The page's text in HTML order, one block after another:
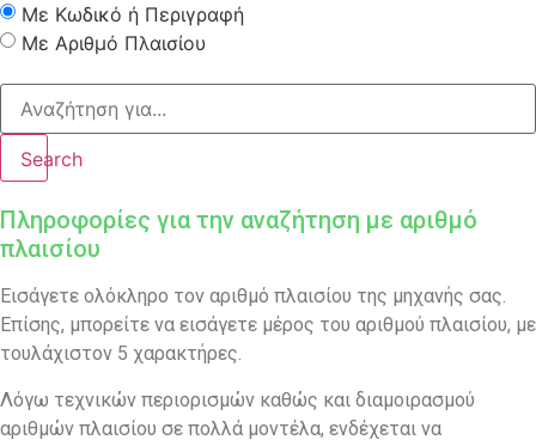
Με Κωδικό ή Περιγραφή
Με Αριθμό Πλαισίου
Search
Πληροφορίες για την αναζήτηση με αριθμό
πλαισίου
Εισάγετε ολόκληρο τον αριθμό πλαισίου της μηχανής σας.
Επίσης, μπορείτε να εισάγετε μέρος του αριθμού πλαισίου, με
τουλάχιστον 5 χαρακτήρες.
Λόγω τεχνικών περιορισμών καθώς και διαμοιρασμού
αριθμών πλαισίου σε πολλά μοντέλα, ενδέχεται να